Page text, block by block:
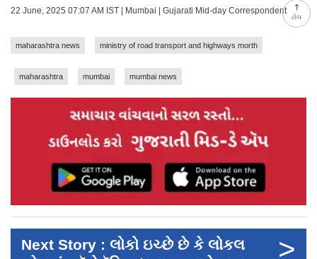
ટોચ
22 June, 2025 07:07 AM IST | Mumbai | Gujarati Mid-day Correspondent
maharashtra news ministry of road transport and highways morth
maharashtra mumbai mumbai news
Next Story : લોકો ઇચ્છે છે કે લોકલ
>